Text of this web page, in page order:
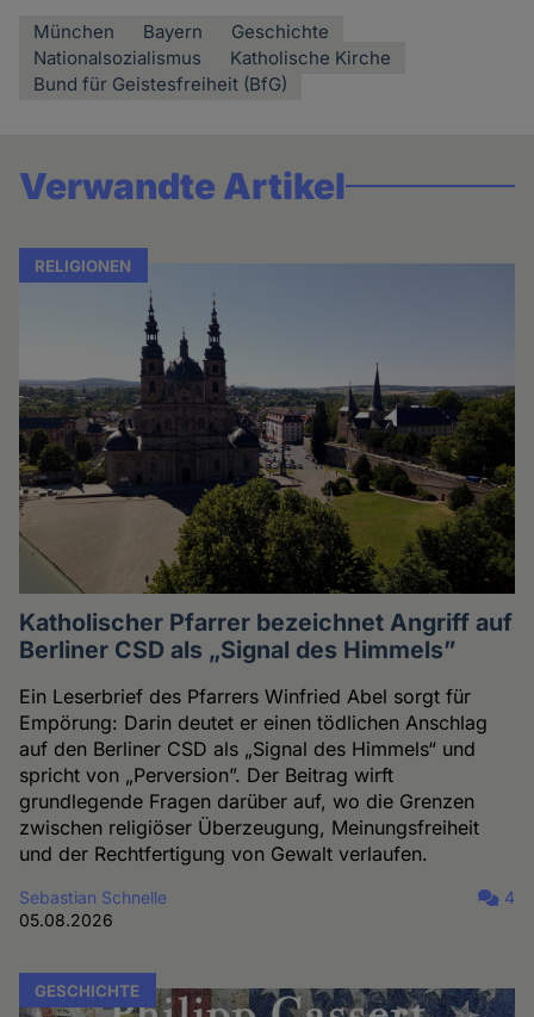
München Bayern
Geschichte
Nationalsozialismus
Katholische Kirche
Bund für Geistesfreiheit (BfG)
Verwandte Artikel
RELIGIONEN
Katholischer Pfarrer bezeichnet Angriff auf
Berliner CSD als „Signal des Himmels”
Ein Leserbrief des Pfarrers Winfried Abel sorgt für
Empörung: Darin deutet er einen tödlichen Anschlag
auf den Berliner CSD als „Signal des Himmels“ und
spricht von „Perversion”. Der Beitrag wirft
grundlegende Fragen darüber auf, wo die Grenzen
zwischen religiöser Überzeugung, Meinungsfreiheit
und der Rechtfertigung von Gewalt verlaufen.
Sebastian Schnelle
05.08.2026
4
GESCHICHTE